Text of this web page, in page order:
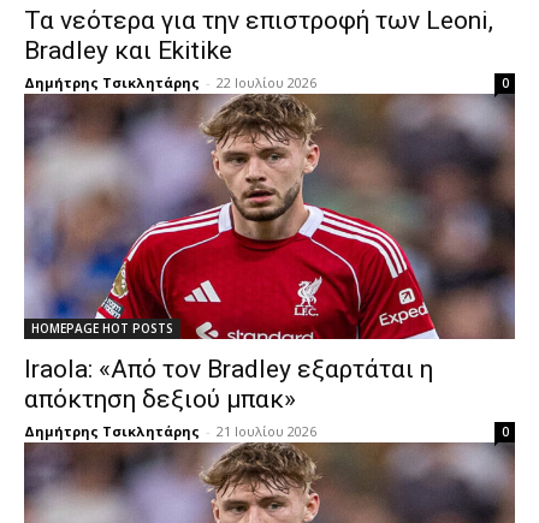
Τα νεότερα για την επιστροφή των Leoni,
Bradley και Ekitike
Δημήτρης Τσικλητάρης - 22 Ιουλίου 2026 0
HOMEPAGE HOT POSTS
Iraola: «Από τον Bradley εξαρτάται η
απόκτηση δεξιού μπακ»
Δημήτρης Τσικλητάρης - 21 Ιουλίου 2026 0